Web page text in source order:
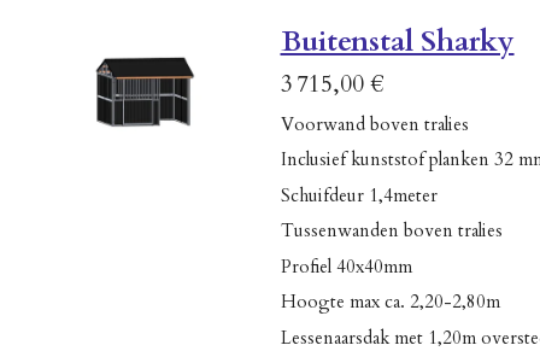
Buitenstal Sharky
3 715,00 €
Voorwand boven tralies
Inclusief kunststof planken 32
Schuifdeur 1,4meter
Tussenwanden boven tralies
Profiel 40x40mm
Hoogte max ca. 2,20-2,80m
Lessenaarsdak met 1,20m